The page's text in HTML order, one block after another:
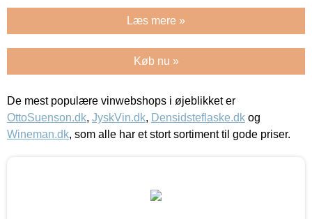
Læs mere »
Køb nu »
De mest populære vinwebshops i øjeblikket er
OttoSuenson.dk, JyskVin.dk, Densidsteflaske.dk og
Wineman.dk, som alle har et stort sortiment til gode priser.